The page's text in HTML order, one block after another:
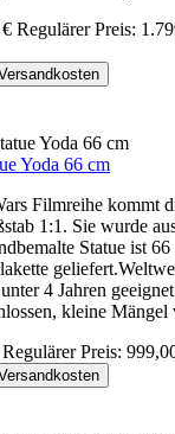
Regulärer Preis:
Yoda 66 cm
Filmreihe kommt
1:1. Sie wurde
Statue ist
4 Jahren
kleine Mängel
Regulärer Preis: